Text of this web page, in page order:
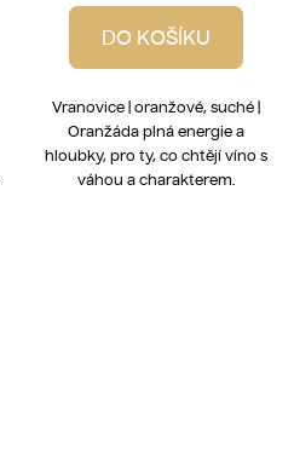
DO KOŠÍKU
Vranovice | oranžové, suché |
Oranžáda plná energie a
hloubky, pro ty, co chtějí víno s
váhou a charakterem.